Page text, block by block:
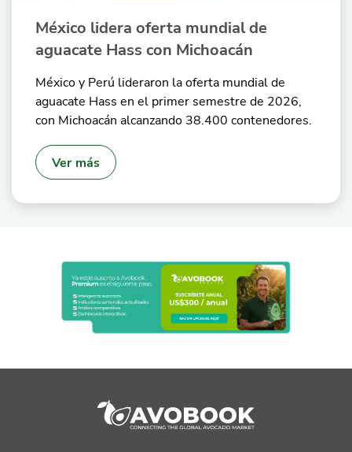
México lidera oferta mundial de
aguacate Hass con Michoacán
México y Perú lideraron la oferta mundial de
aguacate Hass en el primer semestre de 2026,
con Michoacán alcanzando 38.400 contenedores.
Ver más